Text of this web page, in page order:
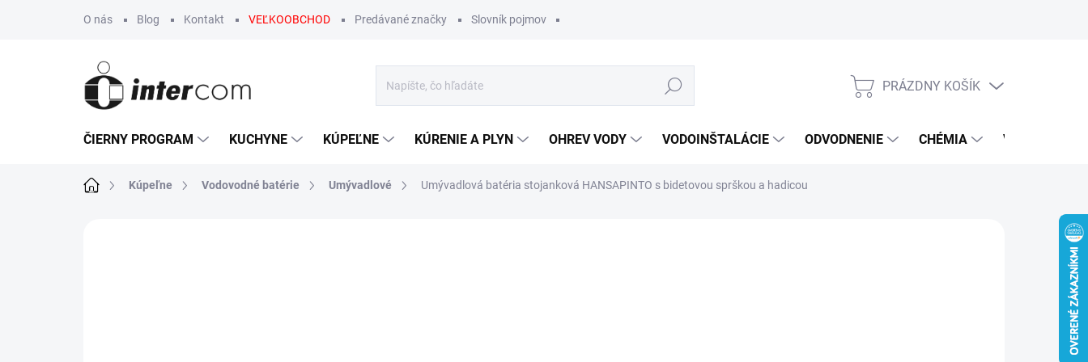
O nás Blog Kontakt VEĽKOOBCHOD Predávané značky Slovník pojmov
Hľadať
NÁKUPNÝ
PRÁZDNY KOŠÍK
ČIERNY PROGRAM KUCHYNE KÚPEĽNE KÚRENIE A PLYN OHREV VODY VODOINŠTALÁCIE ODVODNENIE CHÉMIA VEREJNÝ
DomovKúpeľne Vodovodné batérie Umývadlové Umývadlová batéria stojanková HANSAPINTO s bidetovou sprškou a hadicou